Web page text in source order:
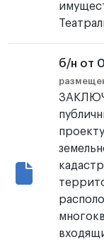
б/н от